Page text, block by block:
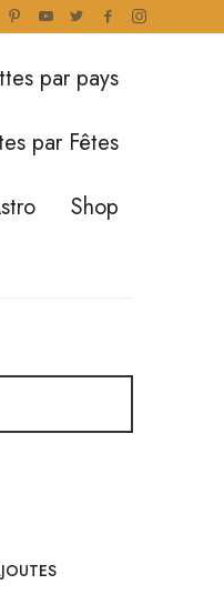
par pays
par Fêtes
Shop